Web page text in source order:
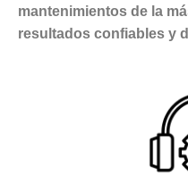
mantenimientos de la
resultados confiables y